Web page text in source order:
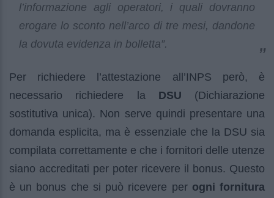
l’informazione agli operatori, i quali dovranno
erogare lo sconto nell’arco di tre mesi, dandone
la dovuta evidenza in bolletta”.
Per richiedere l’attestazione all’INPS però, è
necessario richiedere la DSU (Dichiarazione
sostitutiva unica). Non serve quindi presentare una
domanda esplicita, ma è essenziale che la DSU sia
compilata correttamente e che i fornitori delle utenze
siano accreditati per poter ricevere il bonus. Questo
è un bonus che si può ricevere per ogni fornitura